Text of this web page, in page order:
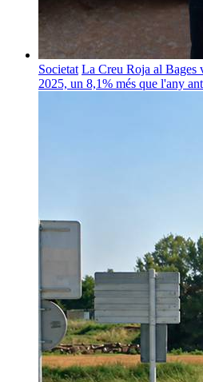
Societat La Creu Roja al Bages
2025, un 8,1% més que l'any